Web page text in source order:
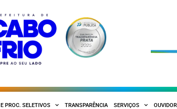
PROC. SELETIVOS TRANSPARÊNCIA SERVIÇOS